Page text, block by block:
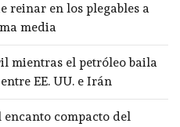
reinar en los plegables a
media
mientras el petróleo baila
EE. UU. e Irán
compacto del